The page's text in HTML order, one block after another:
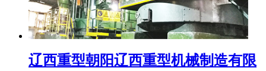
辽西重型朝阳辽西重型机械制造有限